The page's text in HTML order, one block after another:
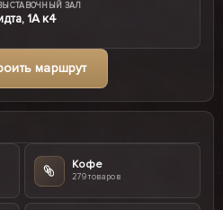
ЗАЛ
1А к4
маршрут
Кофе
279 товаров